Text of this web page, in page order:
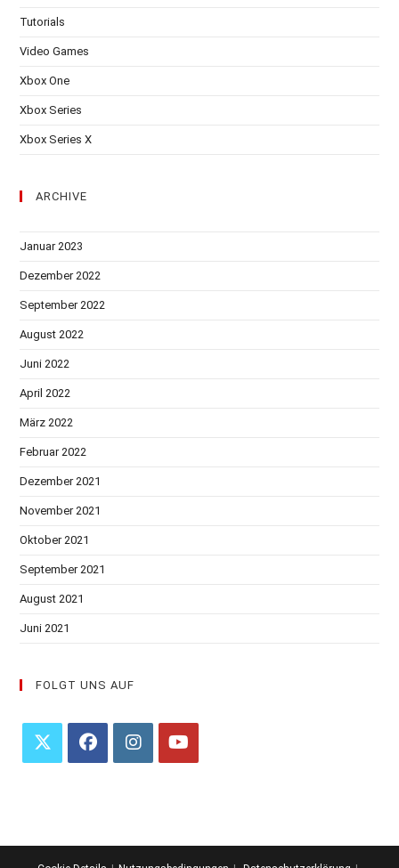
Tutorials
Video Games
Xbox One
Xbox Series
Xbox Series X
ARCHIVE
Januar 2023
Dezember 2022
September 2022
August 2022
Juni 2022
April 2022
März 2022
Februar 2022
Dezember 2021
November 2021
Oktober 2021
September 2021
August 2021
Juni 2021
FOLGT UNS AUF
tab
tab
tab
tab